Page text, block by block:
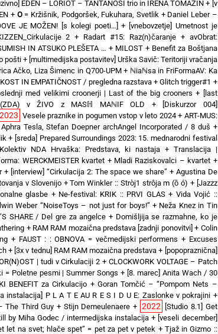
EDEN – LORIOT – TANTANOSI trio in IRENA TOMAŽIN + [v
+ O = Kržišnik, Podgoršek, Fukuhara, Svetlik + Daniel Leber –
JE MOŽEN! [s kolegi poeti…] + [vnebovzetje] Umetnost je
2 + Radart #15: Raz(n)čaranje+ avObrat:
IN ATSUKO PLEŠETA … + MILOST + Benefit za Boštjana
pošti+ [multimedijska postavitev] Urška Savič: Teritoriji vračanja
Ačko, Liza Šimenc in Q700-UPM+ ℕiaℕsa in FriFormaAV: Ka
IN EMPATIČNOST / pregledna razstava+Glitch trigger#1 +
med velikimi croonerji | Last of the big crooners +
[last
v ŽIVO z MASℍ MAℕIF OLD +
[Diskurzor 004]
2023 Vesele praznike in pogumen vstop v leto 2024+ ART-MUS:
Aphra Tesla, Stefan Doepner archAngel Incorporated / 8 duš +
+ [sreda] Prepared Surroundings 2023: 15. mednarodni festival
NDA Hrvaška: Predstava, ki nastaja + Translacija |
WERCKMEISTER kvartet + Mladi Raziskovalci – kvartet +
+ [interview] “Cirkulacija 2: The space we share” + Agustina De
v Slovenijo+Tom Winkler :: Stròj1 strôja m (ȍ ó) + [Jazzz
glasbe + Ne-festival: KRIK :: PRVI GLAS+ Vida Vojić ::
Weber “NoiseToys – not just for boys!”+ Neža Knez in Tin
SHARE / Del gre za angelce + Domišljija se razmahne, ko je
+ RAM RAM mozaična predstava [zadnji ponovitvi] + Colin
+ FAUST : : OBNOVA = večmedijski performens + Excuses
+ [3x v tednu] RAM RAM mozaična predstava + [popopraznična]
| tudi v Cirkulaciji 2 + CLOCKWORK VOLTAGE – Patch
Poletne pesmi | Summer Songs + [8. marec] Anita Wach / 30
BENEFIT za Cirkulacijo + Goran Tomčić – “Pompom Nets –
instalacija] P L A T E AU R E S I D U E: Zaslonke v pokrajini +
The Third Guy + Stijn Demeulenaere + 2022
[Studio 8.1] Get
by Miha Godec / intermedijska instalacija + [veseli december]
let na svet; hlače spet” = pet za pet v petek + Tjaž in Gizmo ::